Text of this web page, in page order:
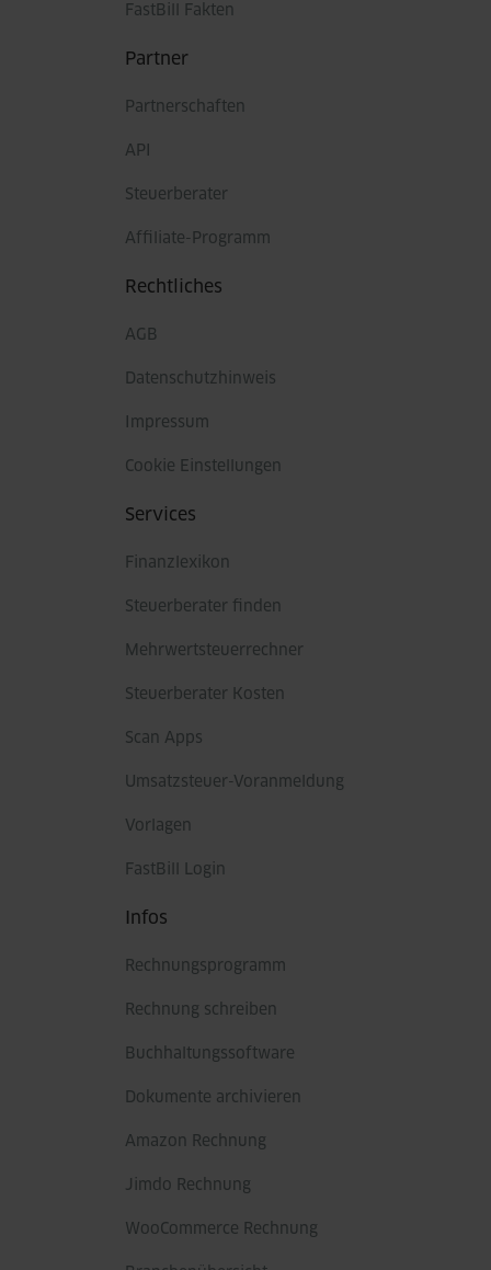
FastBill Fakten
Partner
Partnerschaften
API
Steuerberater
Affiliate-Programm
Rechtliches
AGB
Datenschutzhinweis
Impressum
Cookie Einstellungen
Services
Finanzlexikon
Steuerberater finden
Mehrwertsteuerrechner
Steuerberater Kosten
Scan Apps
Umsatzsteuer-Voranmeldung
Vorlagen
FastBill Login
Infos
Rechnungsprogramm
Rechnung schreiben
Buchhaltungssoftware
Dokumente archivieren
Amazon Rechnung
Jimdo Rechnung
WooCommerce Rechnung